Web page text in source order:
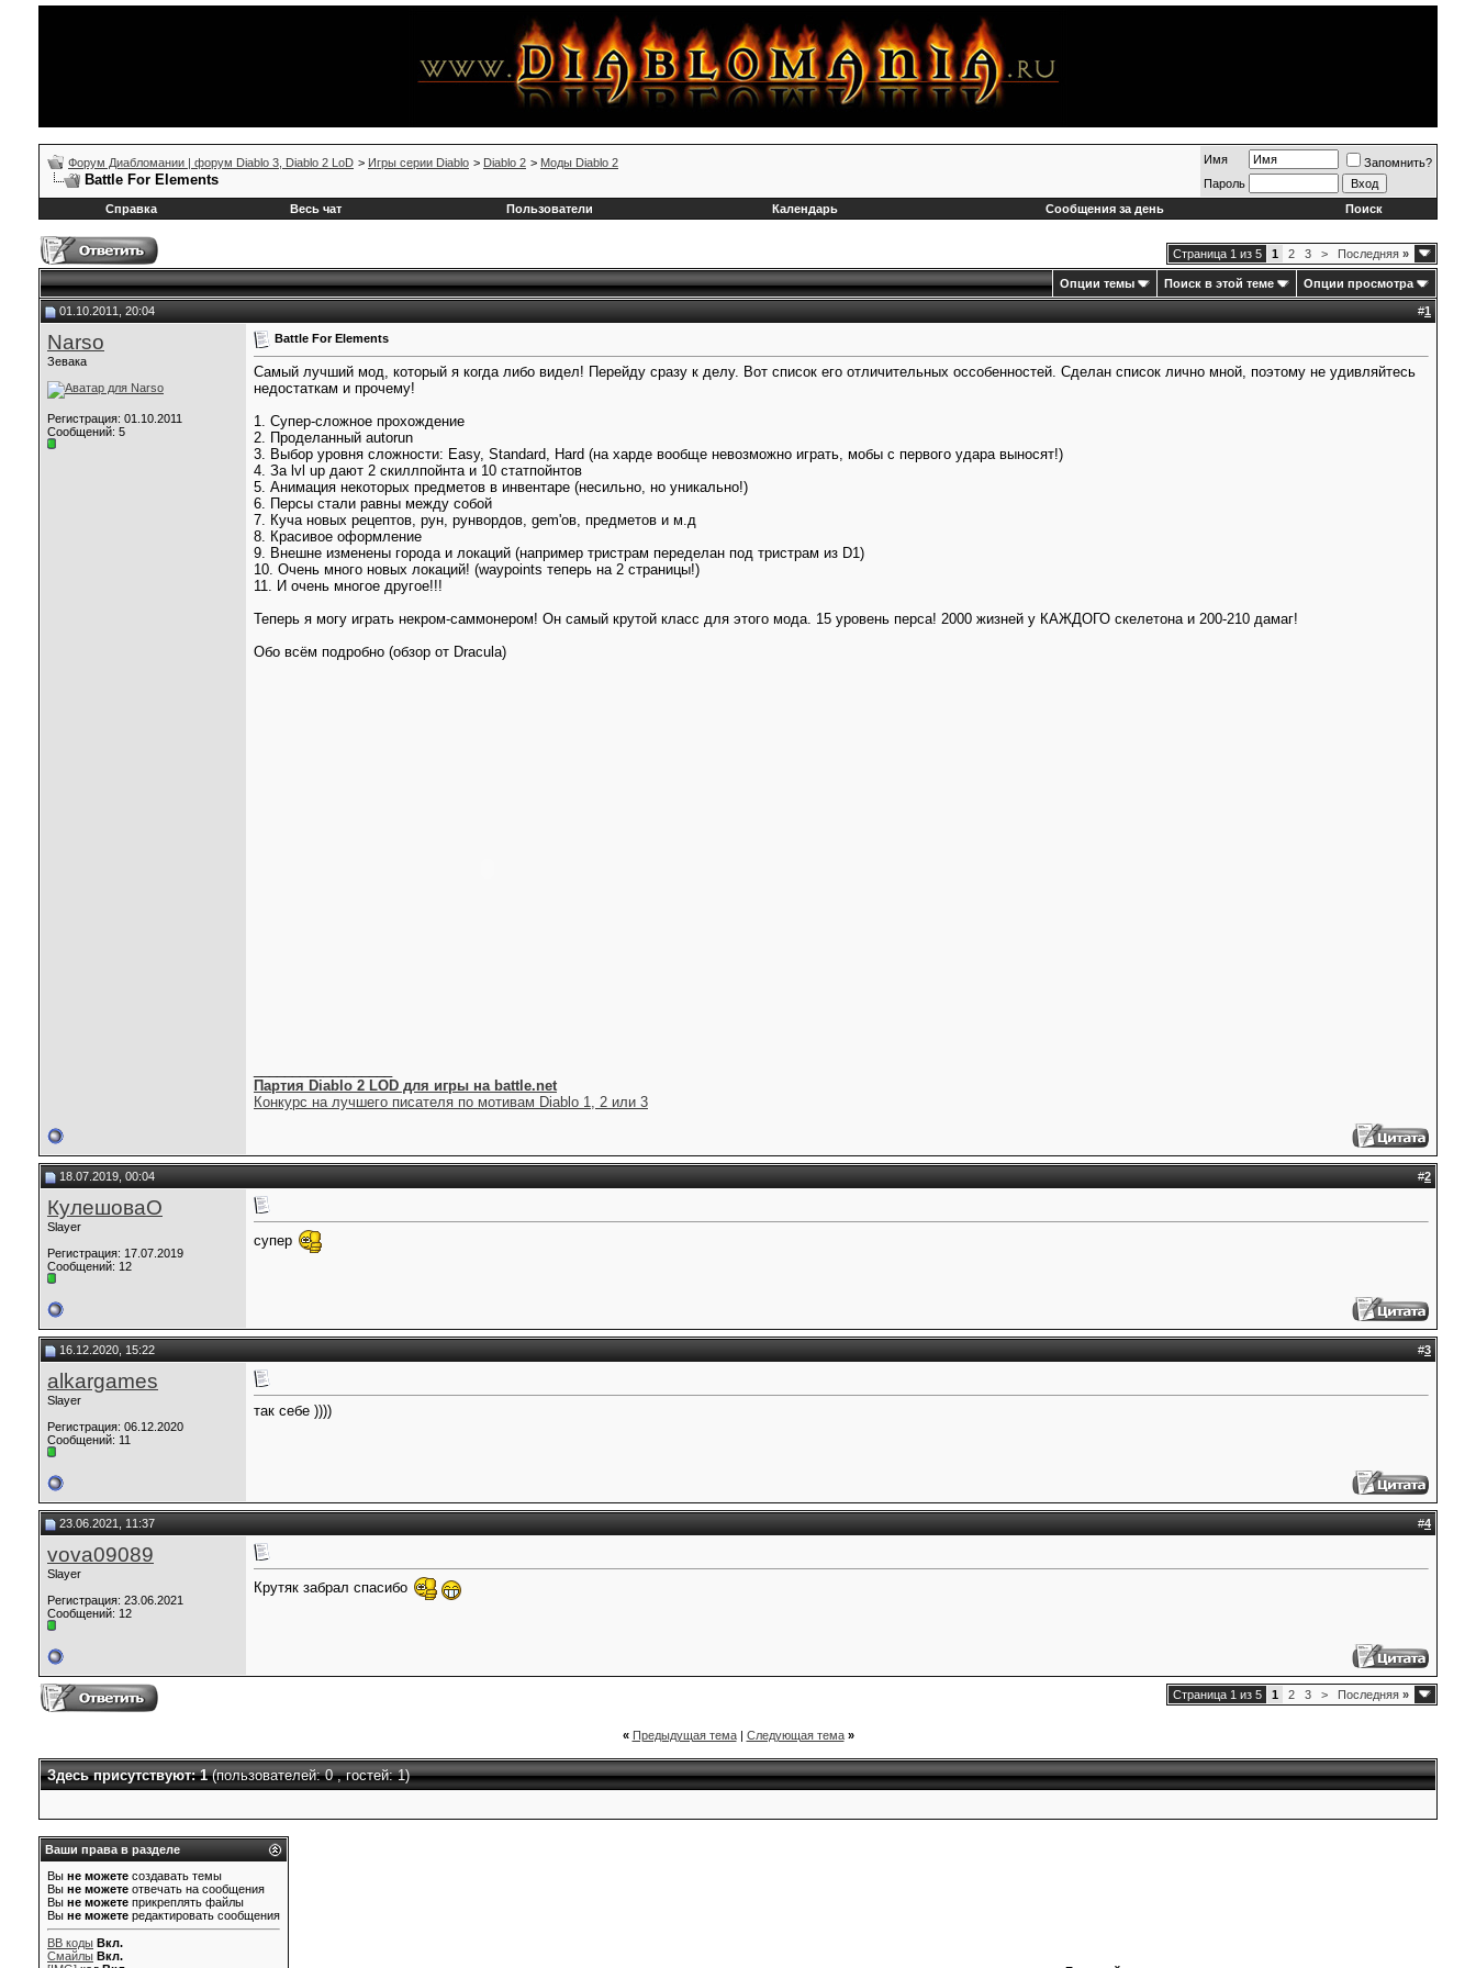
Форум Диабломании | форум Diablo 3, Diablo 2 LoD > Игры серии Diablo > Diablo 2 > Моды Diablo 2
Battle For Elements
Имя
Запомнить?
Пароль
Справка
Весь чат Пользователи Календарь Сообщения за день Поиск
Страница 1 из 5 1 2 3 > Последняя »
Опции темы Поиск в этой теме Опции просмотра
01.10.2011, 20:04 #1
Narso
Зевака
Регистрация: 01.10.2011
Сообщений: 5
Battle For Elements
Самый лучший мод, который я когда либо видел! Перейду сразу к делу. Вот список его отличительных оссобенностей. Сделан список лично мной, поэтому не удивляйтесь
недостаткам и прочему!
1. Супер-сложное прохождение
2. Проделанный autorun
3. Выбор уровня сложности: Easy, Standard, Hard (на харде вообще невозможно играть, мобы с первого удара выносят!)
4. За lvl up дают 2 скиллпойнта и 10 статпойнтов
5. Анимация некоторых предметов в инвентаре (несильно, но уникально!)
6. Персы стали равны между собой
7. Куча новых рецептов, рун, рунвордов, gem'ов, предметов и м.д
8. Красивое оформление
9. Внешне изменены города и локаций (например тристрам переделан под тристрам из D1)
10. Очень много новых локаций! (waypoints теперь на 2 страницы!)
11. И очень многое другое!!!
Теперь я могу играть некром-саммонером! Он самый крутой класс для этого мода. 15 уровень перса! 2000 жизней у КАЖДОГО скелетона и 200-210 дамаг!
Обо всём подробно (обзор от Dracula)
Партия Diablo 2 LOD для игры на battle.net
Конкурс на лучшего писателя по мотивам Diablo 1, 2 или 3
18.07.2019, 00:04 #2
КулешоваО
Slayer
Регистрация: 17.07.2019
Сообщений: 12
супер
16.12.2020, 15:22 #3
alkargames
Slayer
Регистрация: 06.12.2020
Сообщений: 11
так себе ))))
23.06.2021, 11:37 #4
vova09089
Slayer
Регистрация: 23.06.2021
Сообщений: 12
Крутяк забрал спасибо
Страница 1 из 5 1 2 3 > Последняя »
« Предыдущая тема| Следующая тема »
Здесь присутствуют: 1(пользователей: 0 , гостей: 1)
Ваши права в разделе
Вы не можете создавать темы
Вы не можете отвечать на сообщения
Вы не можете прикреплять файлы
Вы не можете редактировать сообщения
BB коды Вкл.
Смайлы Вкл.